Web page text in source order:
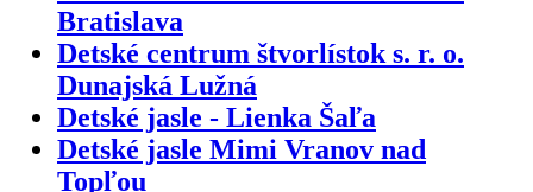
Bratislava
Detské centrum štvorlístok s. r. o.
Dunajská Lužná
Detské jasle - Lienka Šaľa
Detské jasle Mimi Vranov nad
Topľou